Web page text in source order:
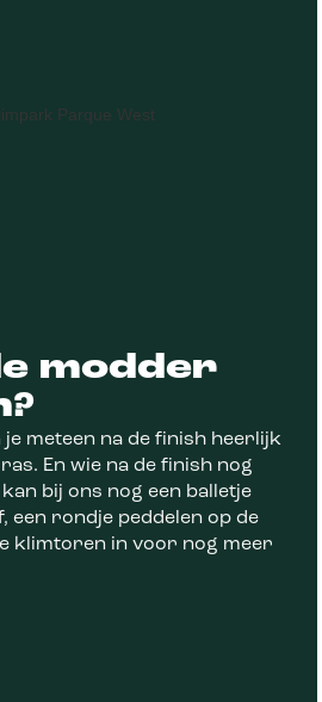
modder
je meteen na de finish heerlijk
En wie na de finish nog
bij ons nog een balletje
een rondje peddelen op de
klimtoren in voor nog meer